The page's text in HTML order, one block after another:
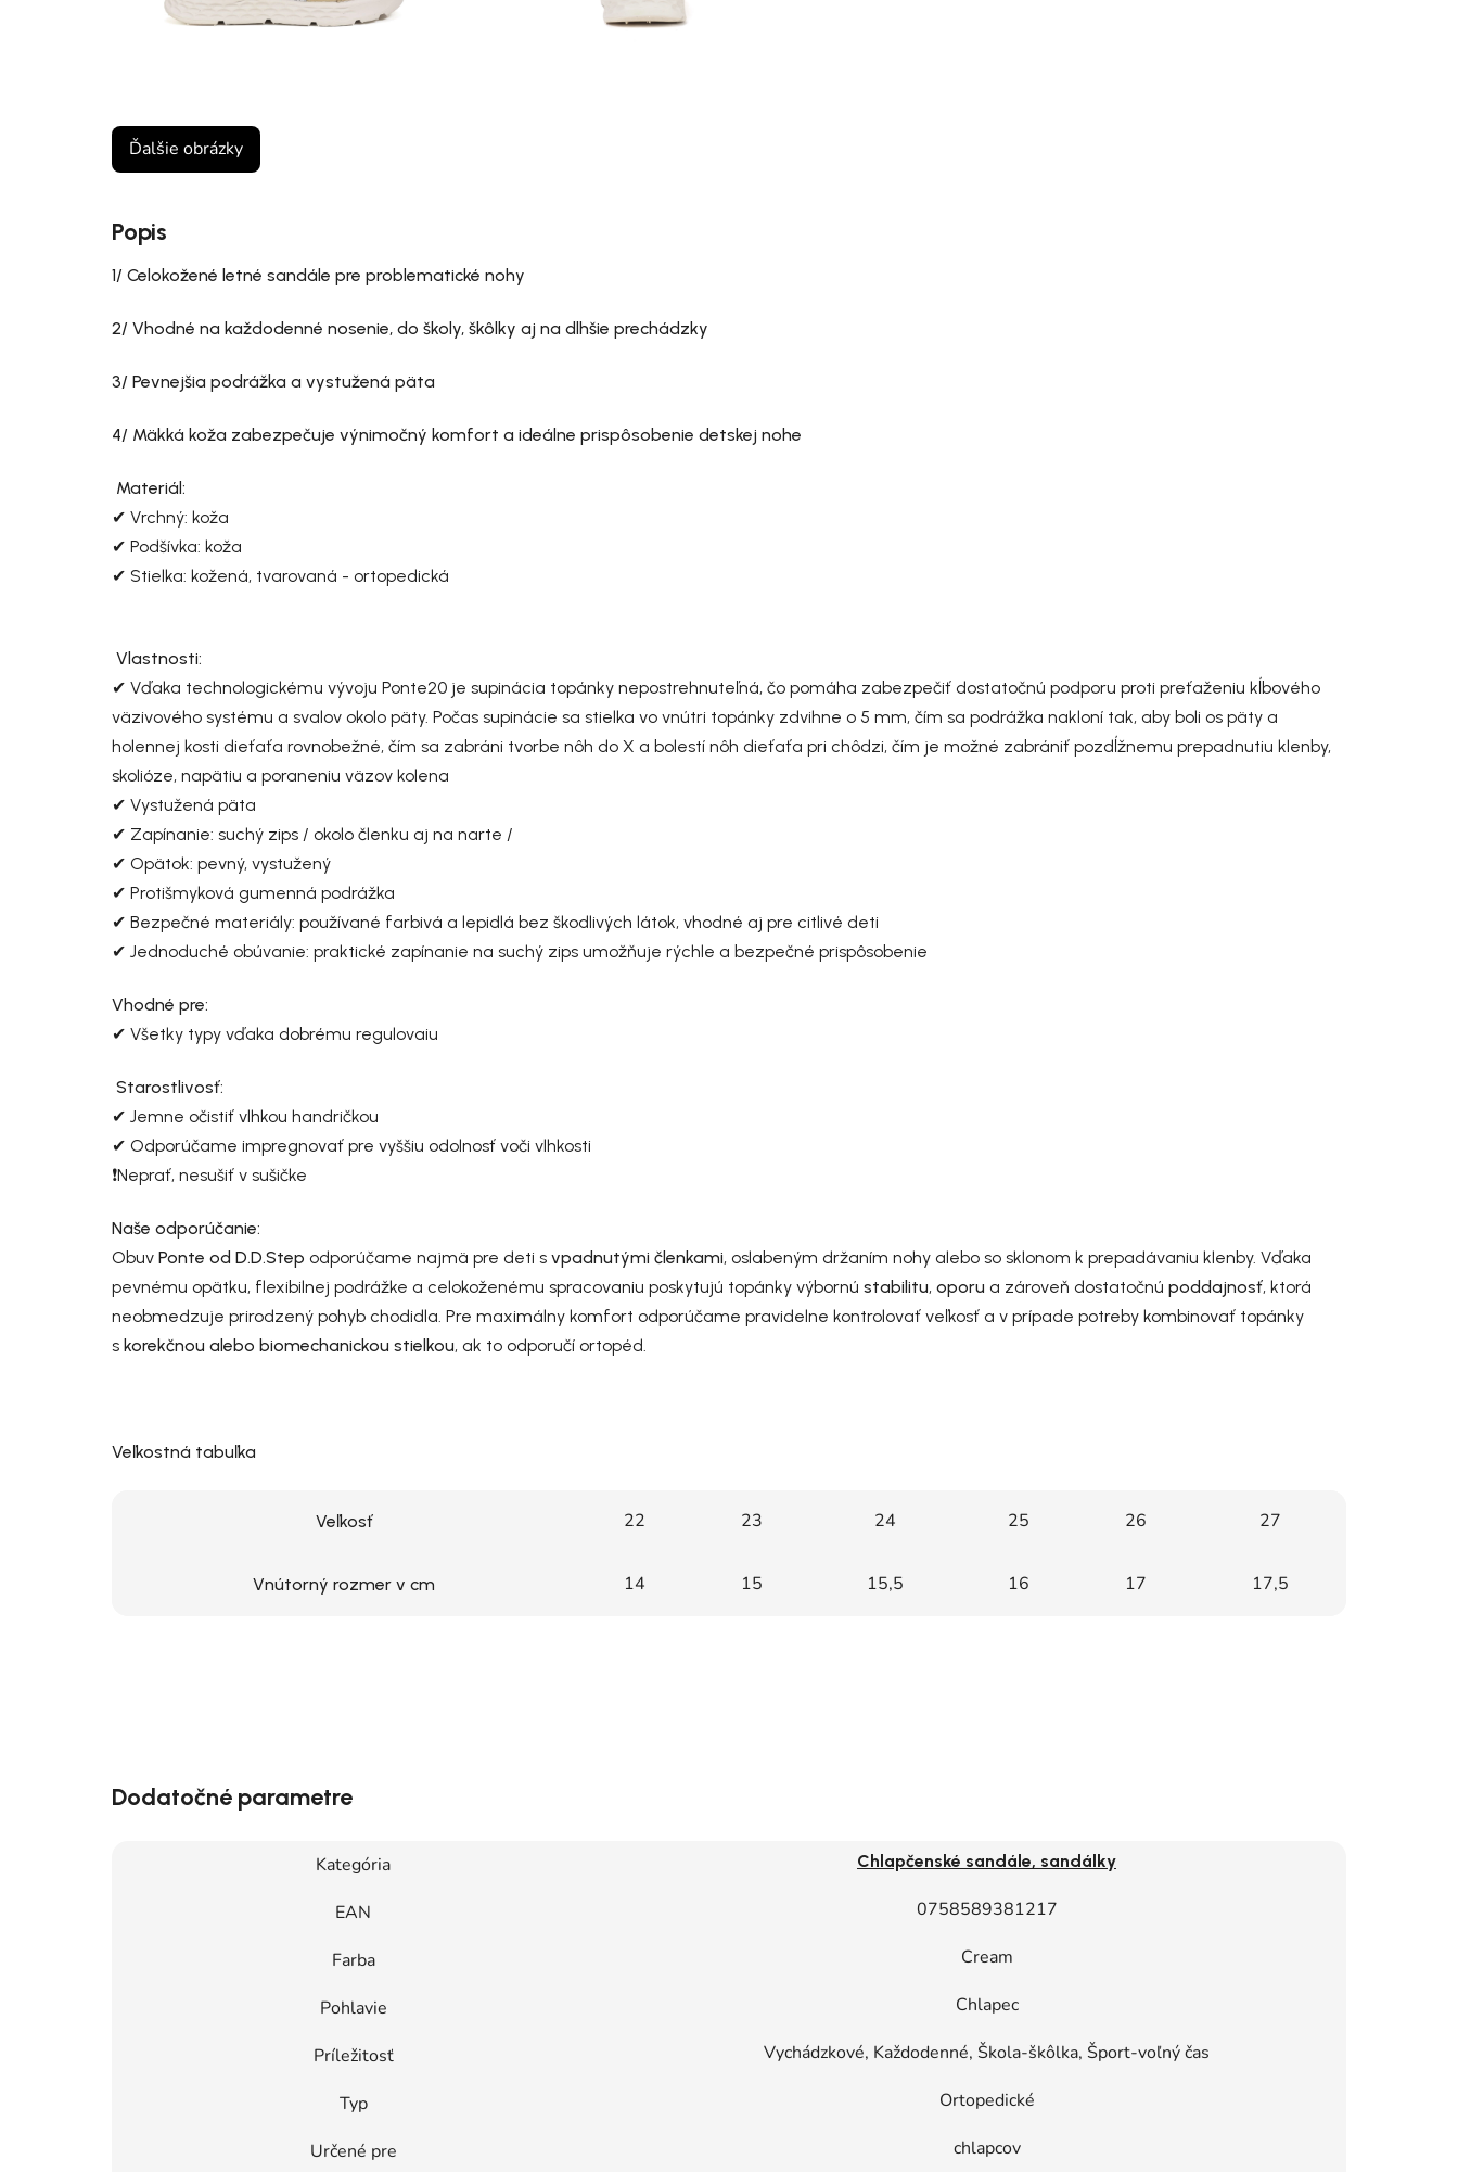
Ďalšie obrázky
Popis
1/ Celokožené letné sandále pre problematické nohy
2/ Vhodné na každodenné nosenie, do školy, škôlky aj na dlhšie prechádzky
3/ Pevnejšia podrážka a vystužená päta
4/ Mäkká koža zabezpečuje výnimočný komfort a ideálne prispôsobenie detskej nohe
Materiál:
✔ Vrchný: koža
✔ Podšívka: koža
✔ Stielka: kožená, tvarovaná - ortopedická
Vlastnosti:
✔ Vďaka technologickému vývoju Ponte20 je supinácia topánky nepostrehnuteľná, čo pomáha zabezpečiť dostatočnú podporu proti preťaženiu kĺbového
väzivového systému a svalov okolo päty. Počas supinácie sa stielka vo vnútri topánky zdvihne o 5 mm, čím sa podrážka nakloní tak, aby boli os päty a
holennej kosti dieťaťa rovnobežné, čím sa zabráni tvorbe nôh do X a bolestí nôh dieťaťa pri chôdzi, čím je možné zabrániť pozdĺžnemu prepadnutiu klenby,
skolióze, napätiu a poraneniu väzov kolena
✔ Vystužená päta
✔ Zapínanie: suchý zips / okolo členku aj na narte /
✔ Opätok: pevný, vystužený
✔ Protišmyková gumenná podrážka
✔ Bezpečné materiály: používané farbivá a lepidlá bez škodlivých látok, vhodné aj pre citlivé deti
✔ Jednoduché obúvanie: praktické zapínanie na suchý zips umožňuje rýchle a bezpečné prispôsobenie
Vhodné pre:
✔ Všetky typy vďaka dobrému regulovaiu
Starostlivosť:
✔ Jemne očistiť vlhkou handričkou
✔ Odporúčame impregnovať pre vyššiu odolnosť voči vlhkosti
❗Neprať, nesušiť v sušičke
Naše odporúčanie:
Obuv Ponte od D.D.Step odporúčame najmä pre deti s vpadnutými členkami, oslabeným držaním nohy alebo so sklonom k prepadávaniu klenby. Vďaka
pevnému opätku, flexibilnej podrážke a celokoženému spracovaniu poskytujú topánky výbornú stabilitu, oporu a zároveň dostatočnú poddajnosť, ktorá
neobmedzuje prirodzený pohyb chodidla. Pre maximálny komfort odporúčame pravidelne kontrolovať veľkosť a v prípade potreby kombinovať topánky
s korekčnou alebo biomechanickou stielkou, ak to odporučí ortopéd.
Veľkostná tabuľka
Veľkosť 22 23 24 25 26 27
Vnútorný rozmer v cm 14 15 15,5 16 17 17,5
Dodatočné parametre
Kategória Chlapčenské sandále, sandálky
EAN 0758589381217
Farba Cream
Pohlavie Chlapec
Príležitosť Vychádzkové, Každodenné, Škola-škôlka, Šport-voľný čas
Typ Ortopedické
Určené pre chlapcov